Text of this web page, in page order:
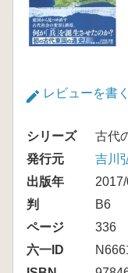
レビューを書く
シリーズ
古代
発行元
吉川
出版年
判
B6
ページ
336
六一ID